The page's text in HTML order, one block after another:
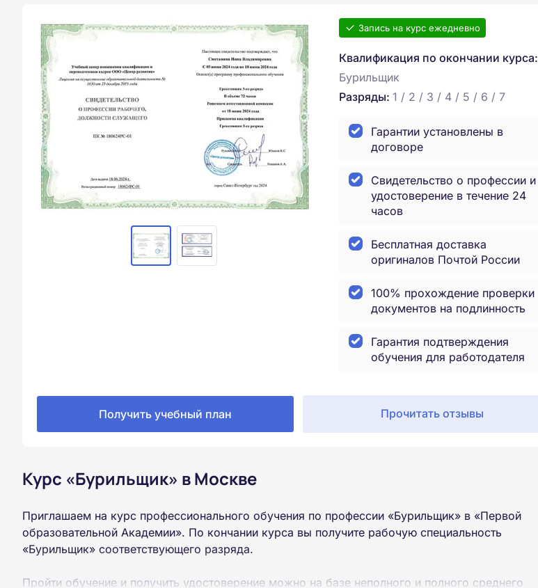
Запись на курс ежедневно
Квалификация по окончании курса:
Бурильщик
Разряды: 1 / 2 / 3 / 4 / 5 / 6 / 7
Гарантии установлены в
договоре
Свидетельство о профессии и
удостоверение в течение 24
часов
Бесплатная доставка
оригиналов Почтой России
100% прохождение проверки
документов на подлинность
Гарантия подтверждения
обучения для работодателя
Получить учебный план Прочитать отзывы
Курс «Бурильщик» в Москве
Приглашаем на курс профессионального обучения по профессии «Бурильщик» в «Первой
образовательной Академии». По кончании курса вы получите рабочую специальность
«Бурильщик» соответствующего разряда.
Пройти обучение и получить удостоверение можно на базе неполного и полного среднего